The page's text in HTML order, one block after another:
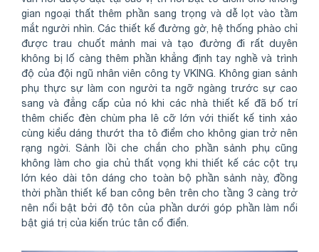
gian ngoại thất thêm phần sang trọng và dễ lọt vào tầm
mắt người nhìn. Các thiết kế đường gờ, hệ thống phào chỉ
được trau chuốt mảnh mai và tạo đường đi rất duyên
không bị lố càng thêm phần khẳng định tay nghề và trình
độ của đội ngũ nhân viên công ty VKING. Không gian sảnh
phụ thực sự làm con người ta ngỡ ngàng trước sự cao
sang và đẳng cấp của nó khi các nhà thiết kế đã bố trí
thêm chiếc đèn chùm pha lê cỡ lớn với thiết kế tinh xảo
cùng kiểu dáng thướt tha tô điểm cho không gian trở nên
rạng ngời. Sảnh lồi che chắn cho phần sảnh phụ cũng
không làm cho gia chủ thất vọng khi thiết kế các cột trụ
lớn kéo dài tôn dáng cho toàn bộ phần sảnh này, đồng
thời phần thiết kế ban công bên trên cho tầng 3 càng trở
nên nổi bật bởi độ tôn của phần dưới góp phần làm nổi
bật giá trị của kiến trúc tân cổ điển.